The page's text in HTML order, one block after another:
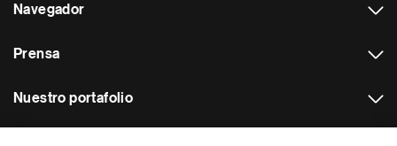
Navegador
Prensa
Nuestro portafolio